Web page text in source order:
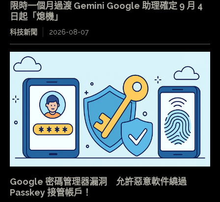
限時一個月過渡 Gemini Google 助理確定 9 月 4
日起「熄機」
科技新聞 2026-08-07
Google 密碼管理器漏洞 允許惡意軟件繞過
Passkey 接管帳戶！